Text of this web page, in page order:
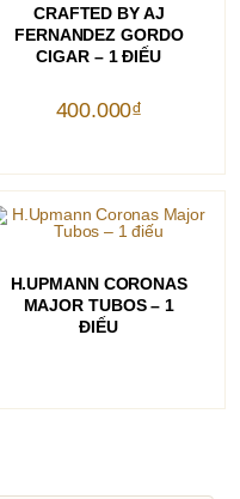
CRAFTED BY AJ
FERNANDEZ GORDO
CIGAR – 1 ĐIẾU
400.000₫
H.UPMANN CORONAS
MAJOR TUBOS – 1
ĐIẾU